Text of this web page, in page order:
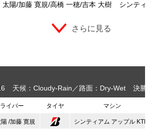
太陽 加藤 寛規 高橋 一穂 吉本 大樹 シンティ
さらに見る
天候：Cloudy-Rain 路面：Dry-Wet 決勝
ライバー タイヤ マシン
/加藤 寛規 シンティアム アップル KTM